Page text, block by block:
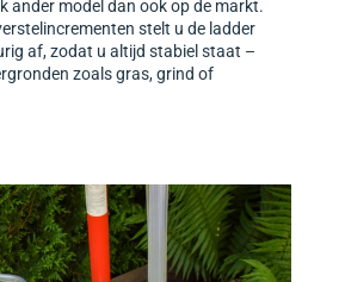
ander model dan ook op de markt.
stelt u de ladder
af, zodat u altijd stabiel staat –
zoals gras, grind of